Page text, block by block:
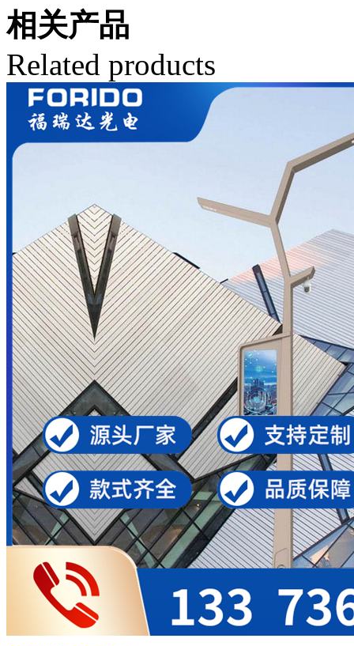
相关产品
Related products